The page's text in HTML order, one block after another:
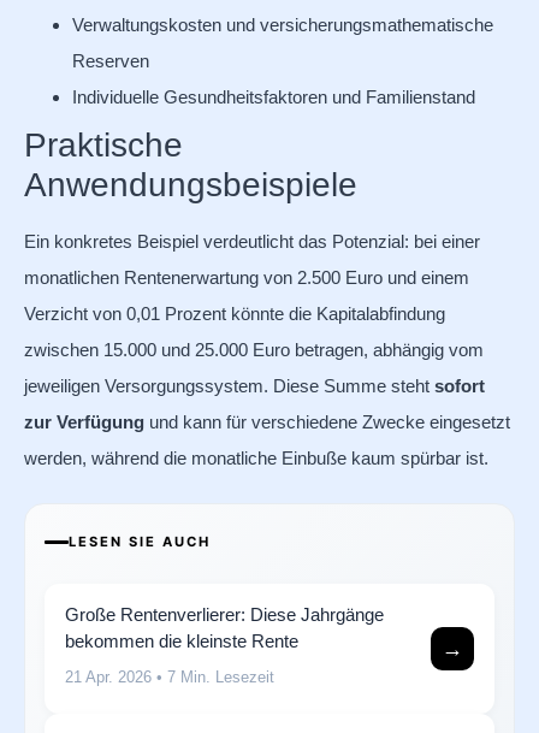
Verwaltungskosten und versicherungsmathematische
Reserven
Individuelle Gesundheitsfaktoren und Familienstand
Praktische
Anwendungsbeispiele
Ein konkretes Beispiel verdeutlicht das Potenzial: bei einer
monatlichen Rentenerwartung von 2.500 Euro und einem
Verzicht von 0,01 Prozent könnte die Kapitalabfindung
zwischen 15.000 und 25.000 Euro betragen, abhängig vom
jeweiligen Versorgungssystem. Diese Summe steht sofort
zur Verfügung und kann für verschiedene Zwecke eingesetzt
werden, während die monatliche Einbuße kaum spürbar ist.
LESEN SIE AUCH
Große Rentenverlierer: Diese Jahrgänge
bekommen die kleinste Rente
21 Apr. 2026 • 7 Min. Lesezeit
→